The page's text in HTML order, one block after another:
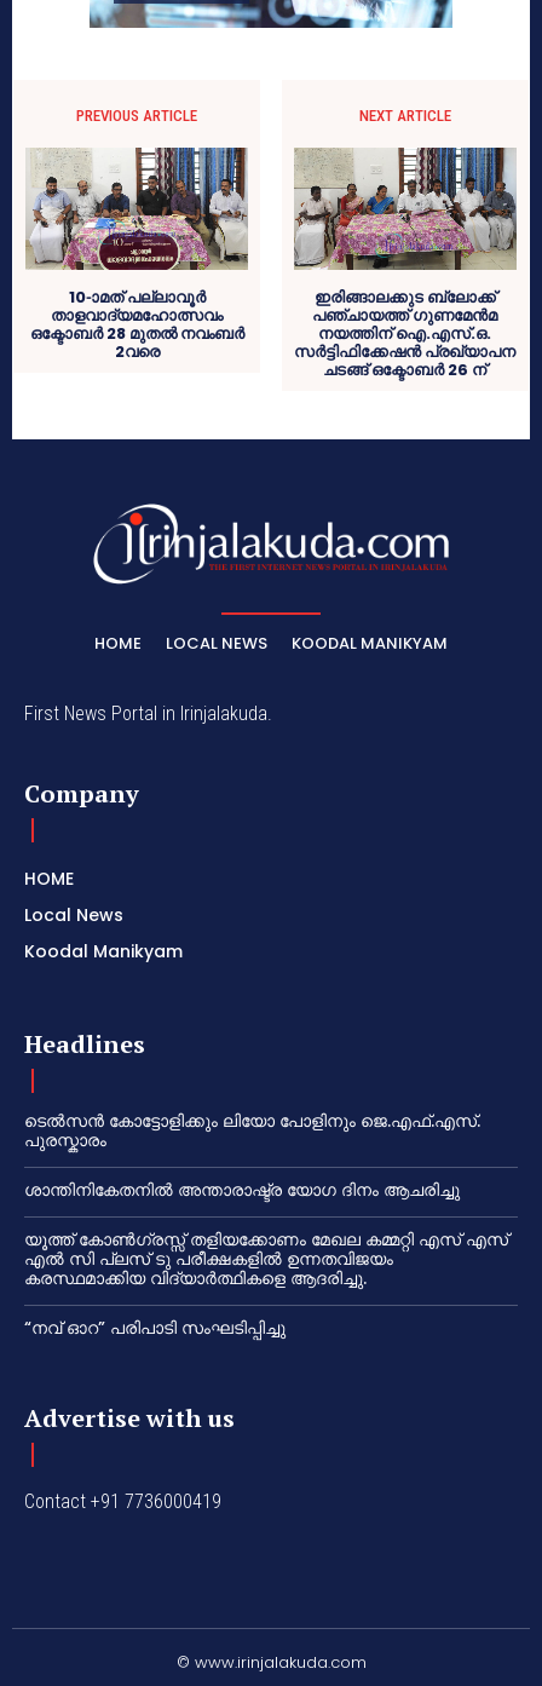
PREVIOUS ARTICLE
10-ാമത് പല്ലാവൂര്‍
താളവാദ്യമഹോത്സവം
ഒക്ടോബര്‍ 28 മുതല്‍ നവംബര്‍
2വരെ
NEXT ARTICLE
ഇരിങ്ങാലക്കുട ബ്ലോക്ക്
പഞ്ചായത്ത് ഗുണമേന്‍മ
നയത്തിന് ഐ.എസ്.ഒ.
സര്‍ട്ടിഫിക്കേഷന്‍ പ്രഖ്യാപന
ചടങ്ങ് ഒക്ടോബര്‍ 26 ന്
HOME LOCAL NEWS KOODAL MANIKYAM
First News Portal in Irinjalakuda.
Company
HOME
Local News
Koodal Manikyam
Headlines
ടെൽസൻ കോട്ടോളിക്കും ലിയോ പോളിനും ജെ.എഫ്.എസ്.
പുരസ്കാരം
ശാന്തിനികേതനിൽ അന്താരാഷ്ട്ര യോഗ ദിനം ആചരിച്ചു
യൂത്ത് കോൺഗ്രസ്സ് തളിയക്കോണം മേഖല കമ്മറ്റി എസ് എസ്
എൽ സി പ്ലസ് ടു പരീക്ഷകളിൽ ഉന്നതവിജയം
കരസ്ഥമാക്കിയ വിദ്യാർത്ഥികളെ ആദരിച്ചു.
“നവ് ഓറ” പരിപാടി സംഘടിപ്പിച്ചു
Advertise with us
Contact +91 7736000419
© www.irinjalakuda.com